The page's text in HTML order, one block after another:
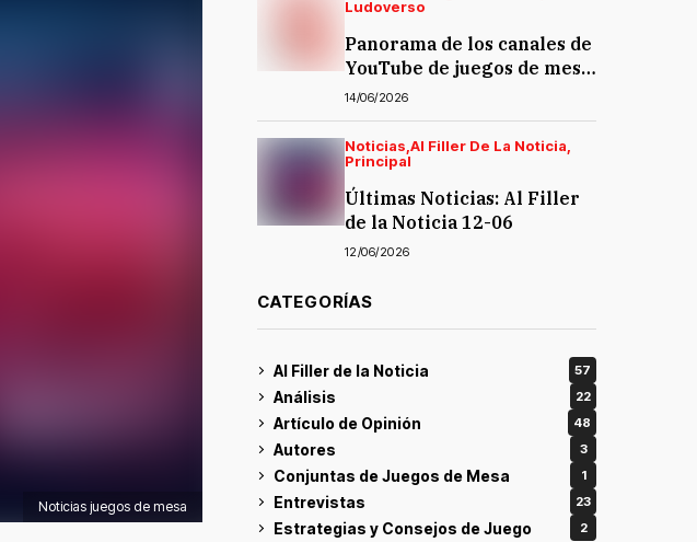
Noticias juegos de mesa
Ludoverso
Panorama de los canales de
YouTube de juegos de mesa
en español
14/06/2026
Noticias Al Filler De La Noticia
Principal
Últimas Noticias: Al Filler
de la Noticia 12-06
12/06/2026
CATEGORÍAS
Al Filler de la Noticia 57
Análisis 22
Artículo de Opinión 48
Autores 3
Conjuntas de Juegos de Mesa 1
Entrevistas 23
Estrategias y Consejos de Juego 2